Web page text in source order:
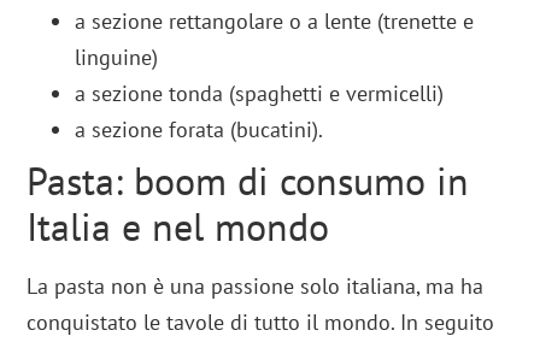
a sezione rettangolare o a lente (trenette e
linguine)
a sezione tonda (spaghetti e vermicelli)
a sezione forata (bucatini).
Pasta: boom di consumo in
Italia e nel mondo
La pasta non è una passione solo italiana, ma ha
conquistato le tavole di tutto il mondo. In seguito